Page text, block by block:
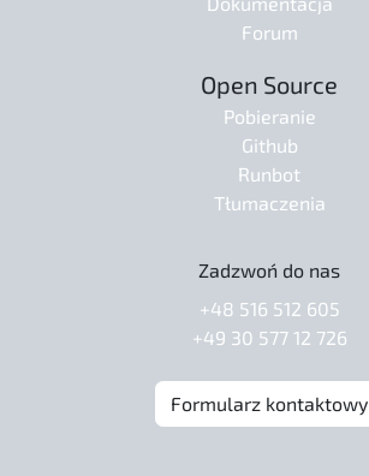
Forum
Open Source
Pobieranie
Github
Runbot
Tłumaczenia
Zadzwoń do nas
+48 516 512 605
+49 30 577 12 726
Formularz kontaktowy